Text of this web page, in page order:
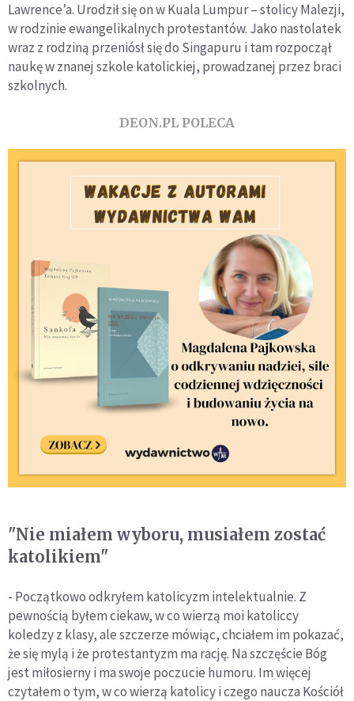
Lawrence’a. Urodził się on w Kuala Lumpur – stolicy Malezji,
w rodzinie ewangelikalnych protestantów. Jako nastolatek
wraz z rodziną przeniósł się do Singapuru i tam rozpoczął
naukę w znanej szkole katolickiej, prowadzanej przez braci
szkolnych.
DEON.PL POLECA
"Nie miałem wyboru, musiałem zostać
katolikiem"
- Początkowo odkryłem katolicyzm intelektualnie. Z
pewnością byłem ciekaw, w co wierzą moi katoliccy
koledzy z klasy, ale szczerze mówiąc, chciałem im pokazać,
że się mylą i że protestantyzm ma rację. Na szczęście Bóg
jest miłosierny i ma swoje poczucie humoru. Im więcej
czytałem o tym, w co wierzą katolicy i czego naucza Kościół